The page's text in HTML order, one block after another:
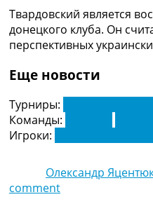
Categories
Главная
Новости футбола
Видео
Новости
Последние
Конкурс прогнозов
Логин
Правила
Твардовский является
донецкого клуба. Он
перспективных
Еще новости
Турниры:
Команды:
Игроки:
Олександр
comment